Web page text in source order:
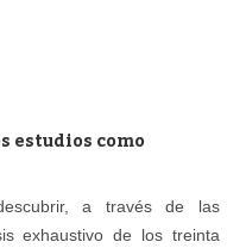
Reproductor
estudios como
a través de las
exhaustivo de los treinta